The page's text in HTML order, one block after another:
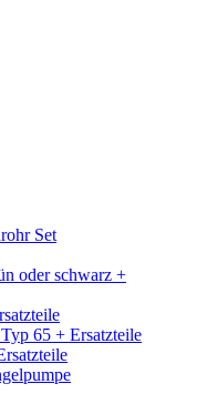
Set
oder schwarz +
65 + Ersatzteile